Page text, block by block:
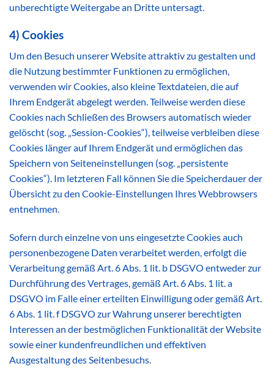
unberechtigte Weitergabe an Dritte untersagt.
4) Cookies
Um den Besuch unserer Website attraktiv zu gestalten und
die Nutzung bestimmter Funktionen zu ermöglichen,
verwenden wir Cookies, also kleine Textdateien, die auf
Ihrem Endgerät abgelegt werden. Teilweise werden diese
Cookies nach Schließen des Browsers automatisch wieder
gelöscht (sog. „Session-Cookies“), teilweise verbleiben diese
Cookies länger auf Ihrem Endgerät und ermöglichen das
Speichern von Seiteneinstellungen (sog. „persistente
Cookies“). Im letzteren Fall können Sie die Speicherdauer der
Übersicht zu den Cookie-Einstellungen Ihres Webbrowsers
entnehmen.
Sofern durch einzelne von uns eingesetzte Cookies auch
personenbezogene Daten verarbeitet werden, erfolgt die
Verarbeitung gemäß Art. 6 Abs. 1 lit. b DSGVO entweder zur
Durchführung des Vertrages, gemäß Art. 6 Abs. 1 lit. a
DSGVO im Falle einer erteilten Einwilligung oder gemäß Art.
6 Abs. 1 lit. f DSGVO zur Wahrung unserer berechtigten
Interessen an der bestmöglichen Funktionalität der Website
sowie einer kundenfreundlichen und effektiven
Ausgestaltung des Seitenbesuchs.